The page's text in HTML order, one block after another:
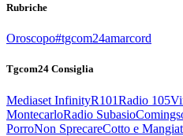
Rubriche
Oroscopo#tgcom24amarcord
Tgcom24 Consiglia
Mediaset InfinityR101Radio 105
MontecarloRadio Subasio
PorroNon SprecareCotto e